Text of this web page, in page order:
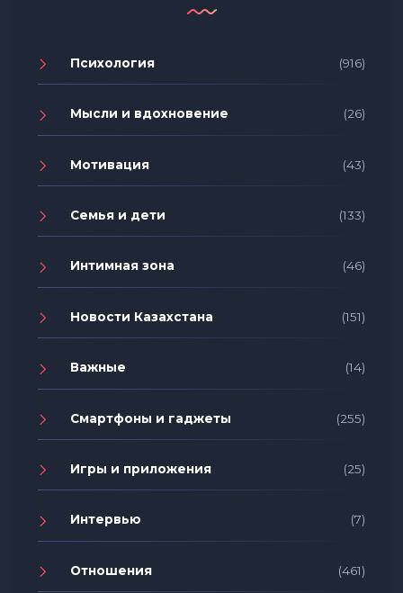
Психология (916)
Мысли и вдохновение (26)
Мотивация (43)
Семья и дети (133)
Интимная зона (46)
Новости Казахстана (151)
Важные (14)
Смартфоны и гаджеты (255)
Игры и приложения (25)
Интервью (7)
Отношения (461)